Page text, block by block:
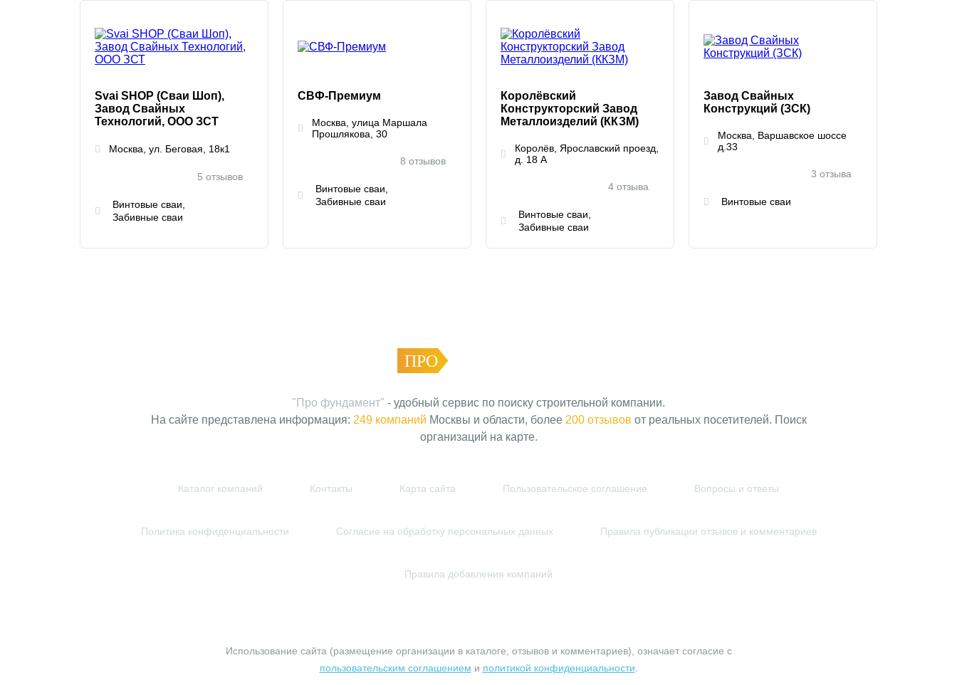
Svai SHOP (Сваи Шоп),
Завод Свайных
Технологий, ООО ЗСТ
Москва, ул. Беговая, 18к1
5 отзывов
Винтовые сваи
Забивные сваи
СВФ-Премиум
Москва, улица Маршала
Прошлякова, 30
8 отзывов
Винтовые сваи
Забивные сваи
Королёвский
Конструкторский Завод
Металлоизделий (ККЗМ)
Королёв, Ярославский проезд,
д. 18 А
4 отзыва
Винтовые сваи
Забивные сваи
Завод Свайных
Конструкций (ЗСК)
Москва, Варшавское шоссе
д.33
3 отзыва
Винтовые сваи
ПРО
"Про фундамент" - удобный сервис по поиску строительной компании.
На сайте представлена информация: 249 компаний Москвы и области, более 200 отзывов от реальных посетителей. Поиск
организаций на карте.
Каталог компаний Контакты Карта сайта Пользовательское соглашение Вопросы и ответы
Политика конфиденциальности Согласие на обработку персональных данных Правила публикации отзывов и комментариев
Правила добавления компаний
Использование сайта (размещение организации в каталоге, отзывов и комментариев), означает согласие с
пользовательским соглашением и политикой конфиденциальности